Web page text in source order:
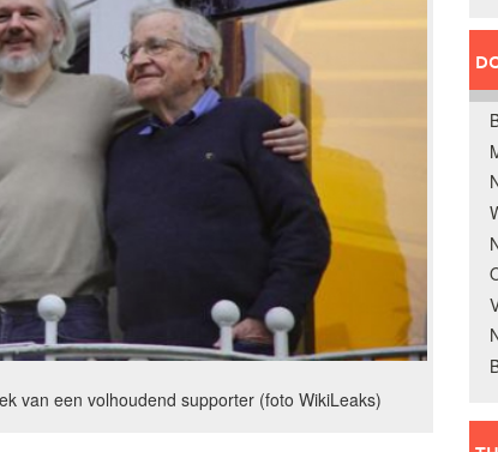
van een volhoudend supporter (foto WikiLeaks)